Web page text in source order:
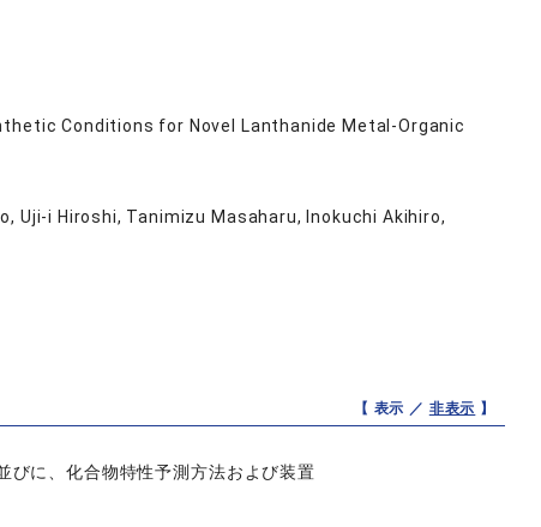
Conditions for Novel Lanthanide Metal-Organic
Uji-i Hiroshi, Tanimizu Masaharu, Inokuchi Akihiro,
【 表示 ／ 非表示 】
びに、化合物特性予測方法および装置